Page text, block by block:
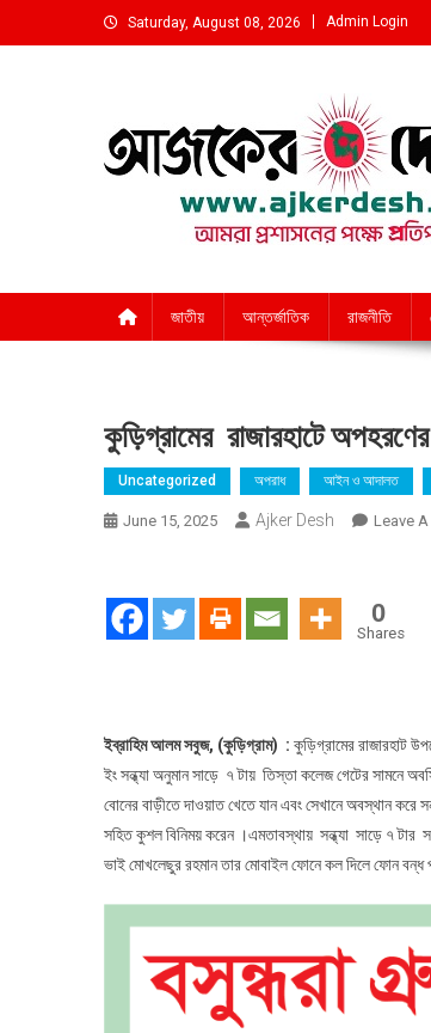
to
Saturday, August 08, 2026 Admin Login
জাতীয় আন্তর্জাতিক রাজনীতি
কুড়িগ্রামের রাজারহাটে
Uncategorized অপরাধ আইন ও আদালত
June 15, 2025 Ajker Desh Leave
0
Shares
ইব্রাহিম আলম সবুজ, (কুড়িগ্রাম) : কুড়িগ্রামের রাজারহাট
ইং সন্ধ্যা অনুমান সাড়ে ৭ টায় তিস্তা কলেজ গেটের সামনে
বোনের বাড়ীতে দাওয়াত খেতে যান এবং সেখানে অবস্থান করে
সহিত কুশল বিনিময় করেন ।এমতাবস্থায় সন্ধ্যা সাড়ে ৭ টার
ভাই মোখলেছুর রহমান তার মোবাইল ফোনে কল দিলে ফোন বন্ধ